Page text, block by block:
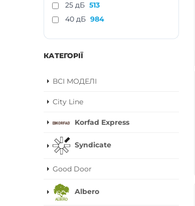
25 дБ 513
40 дБ 984
КАТЕГОРІЇ
ВСІ МОДЕЛІ
City Line
Korfad Express
Syndicate
Good Door
Albero